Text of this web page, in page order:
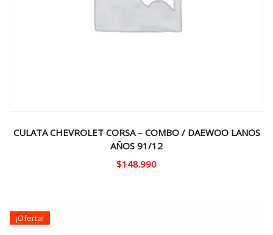
CULATA CHEVROLET CORSA – COMBO / DAEWOO LANOS
AÑOS 91/12
$148.990
¡Oferta!